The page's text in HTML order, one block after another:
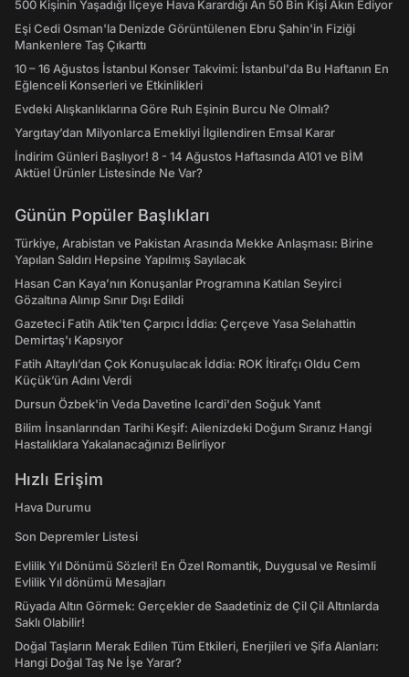
500 Kişinin Yaşadığı İlçeye Hava Karardığı An 50 Bin Kişi Akın Ediyor
Eşi Cedi Osman'la Denizde Görüntülenen Ebru Şahin'in Fiziği
Mankenlere Taş Çıkarttı
10 – 16 Ağustos İstanbul Konser Takvimi: İstanbul'da Bu Haftanın En
Eğlenceli Konserleri ve Etkinlikleri
Evdeki Alışkanlıklarına Göre Ruh Eşinin Burcu Ne Olmalı?
Yargıtay’dan Milyonlarca Emekliyi İlgilendiren Emsal Karar
İndirim Günleri Başlıyor! 8 - 14 Ağustos Haftasında A101 ve BİM
Aktüel Ürünler Listesinde Ne Var?
Günün Popüler Başlıkları
Türkiye, Arabistan ve Pakistan Arasında Mekke Anlaşması: Birine
Yapılan Saldırı Hepsine Yapılmış Sayılacak
Hasan Can Kaya’nın Konuşanlar Programına Katılan Seyirci
Gözaltına Alınıp Sınır Dışı Edildi
Gazeteci Fatih Atik'ten Çarpıcı İddia: Çerçeve Yasa Selahattin
Demirtaş'ı Kapsıyor
Fatih Altaylı’dan Çok Konuşulacak İddia: ROK İtirafçı Oldu Cem
Küçük’ün Adını Verdi
Dursun Özbek'in Veda Davetine Icardi'den Soğuk Yanıt
Bilim İnsanlarından Tarihi Keşif: Ailenizdeki Doğum Sıranız Hangi
Hastalıklara Yakalanacağınızı Belirliyor
Hızlı Erişim
Hava Durumu
Son Depremler Listesi
Evlilik Yıl Dönümü Sözleri! En Özel Romantik, Duygusal ve Resimli
Evlilik Yıl dönümü Mesajları
Rüyada Altın Görmek: Gerçekler de Saadetiniz de Çil Çil Altınlarda
Saklı Olabilir!
Doğal Taşların Merak Edilen Tüm Etkileri, Enerjileri ve Şifa Alanları:
Hangi Doğal Taş Ne İşe Yarar?